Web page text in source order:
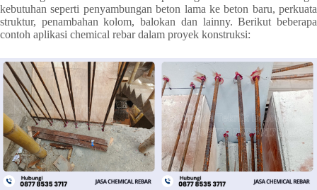
kebutuhan seperti penyambungan beton lama ke beton baru, perkuata
struktur, penambahan kolom, balokan dan lainny. Berikut beberapa
contoh aplikasi chemical rebar dalam proyek konstruksi: